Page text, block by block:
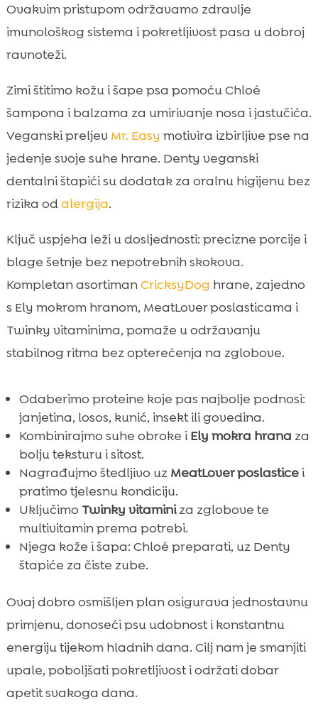
Ovakvim pristupom održavamo zdravlje
imunološkog sistema i pokretljivost pasa u dobroj
ravnoteži.
Zimi štitimo kožu i šape psa pomoću Chloé
šampona i balzama za umirivanje nosa i jastučića.
Veganski preljev Mr. Easy motivira izbirljive pse na
jedenje svoje suhe hrane. Denty veganski
dentalni štapići su dodatak za oralnu higijenu bez
rizika odalergija.
Ključ uspjeha leži u dosljednosti: precizne porcije i
blage šetnje bez nepotrebnih skokova.
Kompletan asortimanCricksyDoghrane, zajedno
s Ely mokrom hranom, MeatLover poslasticama i
Twinky vitaminima, pomaže u održavanju
stabilnog ritma bez opterećenja na zglobove.
Odaberimo proteine koje pas najbolje podnosi:
janjetina, losos, kunić, insekt ili govedina.
Kombinirajmo suhe obroke iEly mokra hrana za
bolju teksturu i sitost.
Nagrađujmo štedljivo uz MeatLover poslasticei
pratimo tjelesnu kondiciju.
Uključimo Twinky vitaminiza zglobove te
multivitamin prema potrebi.
Njega kože i šapa: Chloé preparati, uz Denty
štapiće za čiste zube.
Ovaj dobro osmišljen plan osigurava jednostavnu
primjenu, donoseći psu udobnost i konstantnu
energiju tijekom hladnih dana. Cilj nam je smanjiti
upale, poboljšati pokretljivost i održati dobar
apetit svakoga dana.